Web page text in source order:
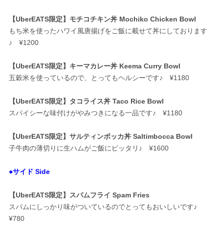
【UberEATS限定】モチコチキン丼 Mochiko Chicken Bowl
もち米を使ったハワイ風唐揚げをご飯に載せて丼にしております
♪ ¥1200
【UberEATS限定】キーマカレー丼 Keema Curry Bowl
五穀米を使っているので、とってもヘルシーです♪ ¥1180
【UberEATS限定】タコライス丼 Taco Rice Bowl
スパイシーな味付けがやみつきになる一品です♪ ¥1180
【UberEATS限定】サルティンボッカ丼 Saltimbocca Bowl
子牛肉の薄切りに生ハムがご飯にピッタリ♪ ¥1600
●サイド Side
【UberEATS限定】スパムフライ Spam Fries
スパムにしっかり味がついているのでとってもおいしいです♪
¥780